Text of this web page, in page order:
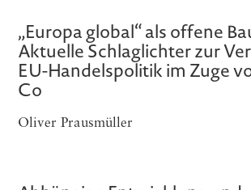
„Europa global“ als offene
Aktuelle Schlaglichter zur
EU-Handelspolitik im Zuge
Co
Oliver Prausmüller